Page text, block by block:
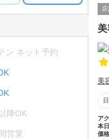
店
美
ア
本
価
ン ネット予約
降OK
営業